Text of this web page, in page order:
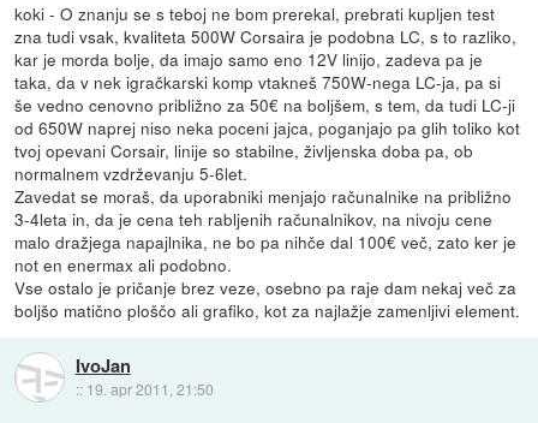
koki - O znanju se s teboj ne bom prerekal, prebrati kupljen test
zna tudi vsak, kvaliteta 500W Corsaira je podobna LC, s to razliko,
kar je morda bolje, da imajo samo eno 12V linijo, zadeva pa je
taka, da v nek igračkarski komp vtakneš 750W-nega LC-ja, pa si
še vedno cenovno približno za 50€ na boljšem, s tem, da tudi LC-ji
od 650W naprej niso neka poceni jajca, poganjajo pa glih toliko kot
tvoj opevani Corsair, linije so stabilne, življenska doba pa, ob
normalnem vzdrževanju 5-6let.
Zavedat se moraš, da uporabniki menjajo računalnike na približno
3-4leta in, da je cena teh rabljenih računalnikov, na nivoju cene
malo dražjega napajlnika, ne bo pa nihče dal 100€ več, zato ker je
not en enermax ali podobno.
Vse ostalo je pričanje brez veze, osebno pa raje dam nekaj več za
boljšo matično ploščo ali grafiko, kot za najlažje zamenljivi element.
IvoJan
:: 19. apr 2011, 21:50